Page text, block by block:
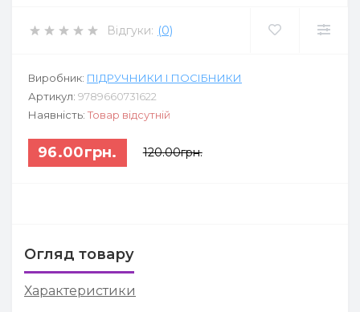
Відгуки: (0)
Виробник: ПІДРУЧНИКИ І ПОСІБНИКИ
Артикул: 9789660731622
Наявність: Товар відсутній
96.00грн. 120.00грн.
Огляд товару
Характеристики